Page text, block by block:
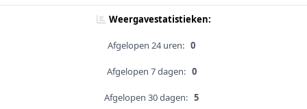
Weergavestatistieken:
Afgelopen 24 uren: 0
Afgelopen 7 dagen: 0
Afgelopen 30 dagen: 5